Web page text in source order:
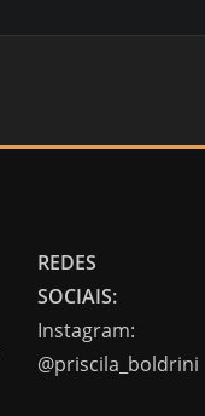
REDES
SOCIAIS:
Instagram:
@priscila_boldrini